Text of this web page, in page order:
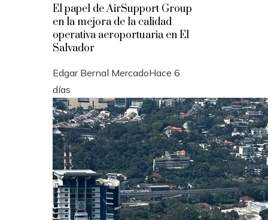
El papel de AirSupport Group
en la mejora de la calidad
operativa aeroportuaria en El
Salvador
Edgar Bernal MercadoHace 6
días